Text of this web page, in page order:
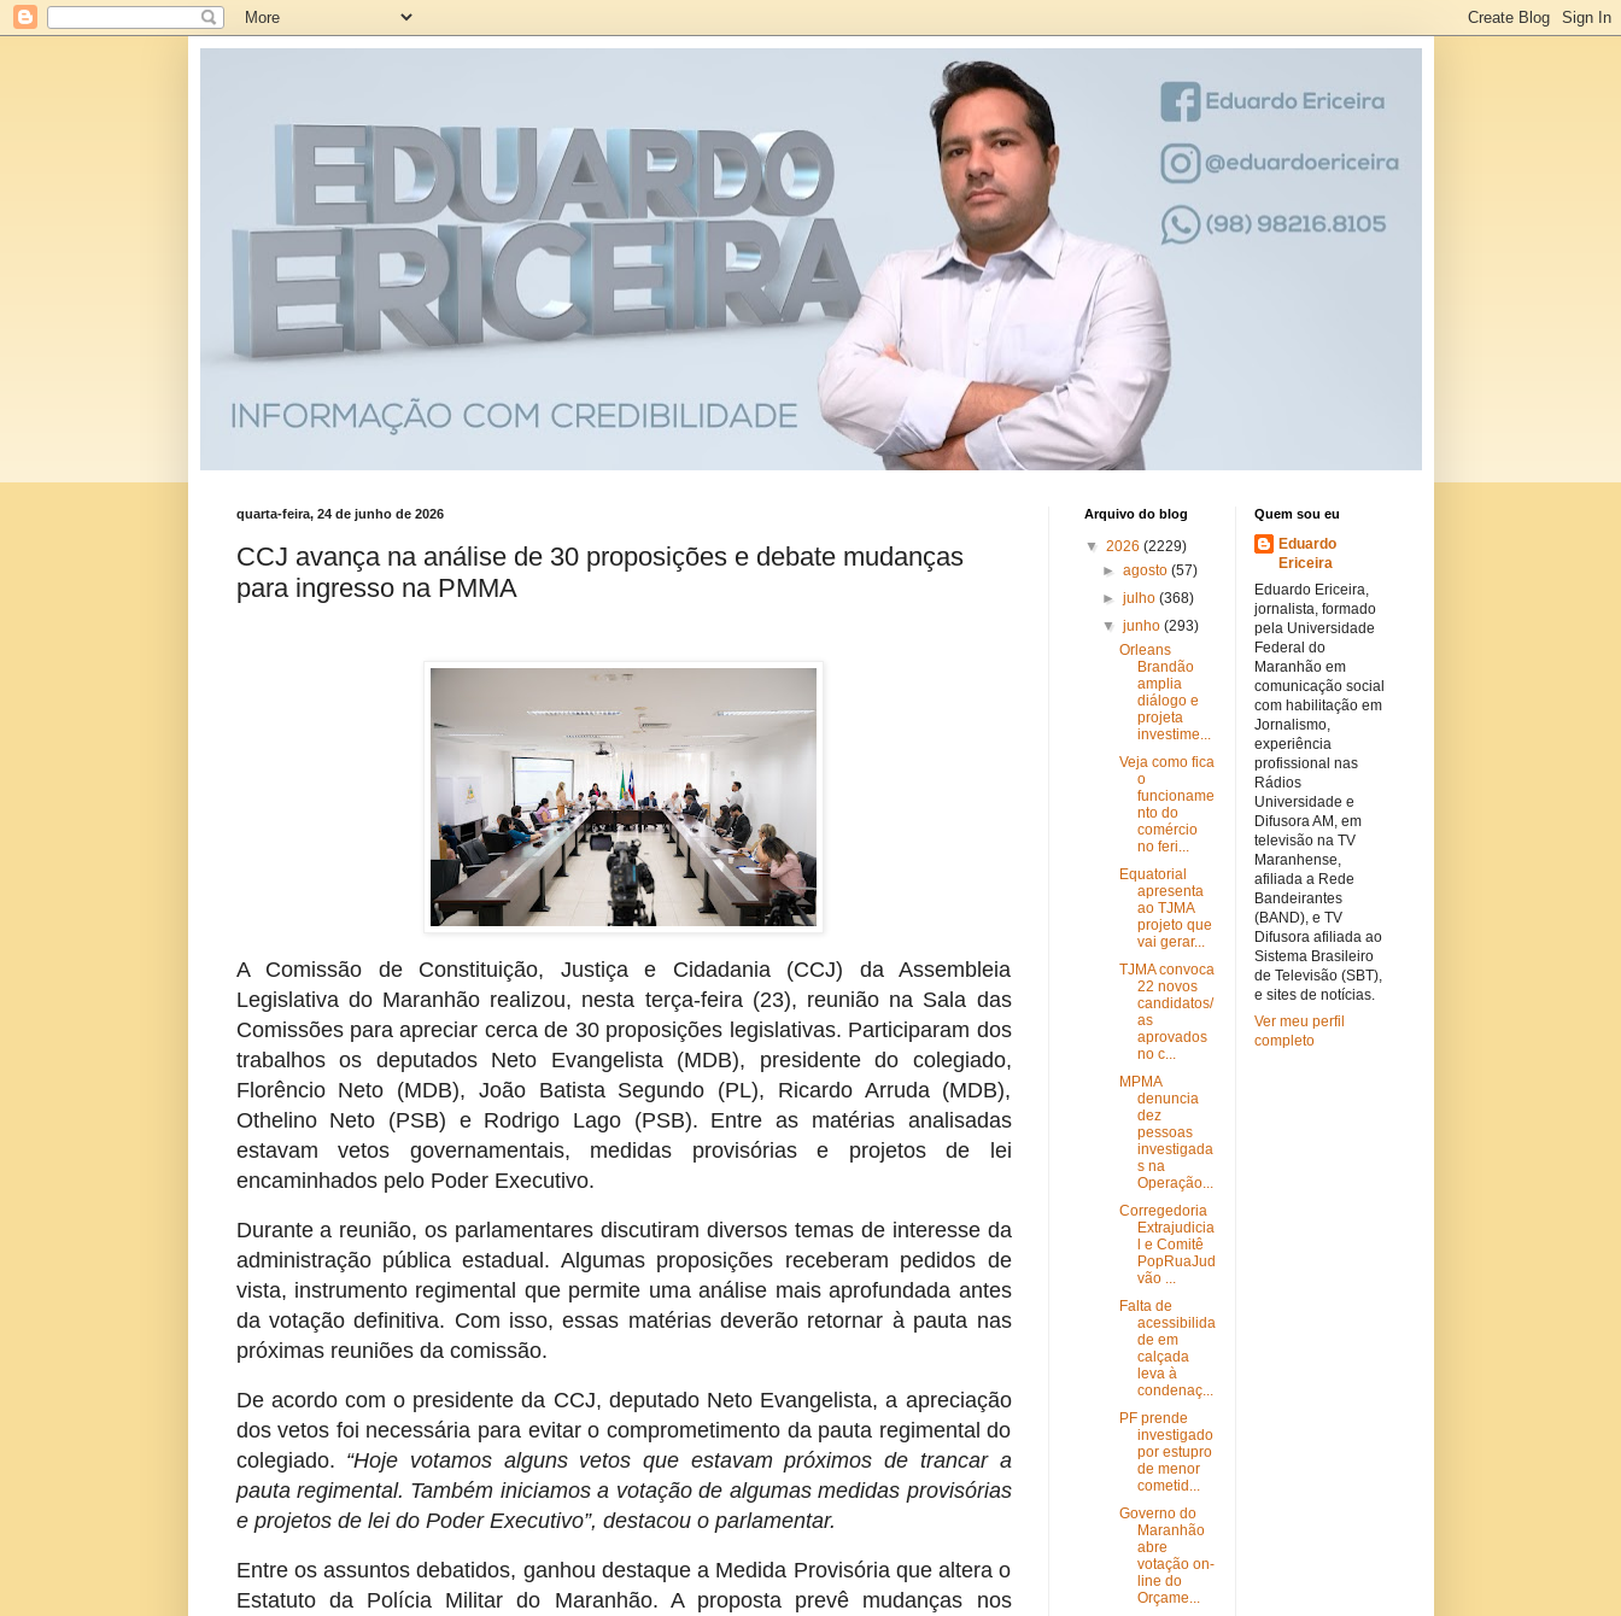
quarta-feira, 24 de junho de 2026
CCJ avança na análise de 30 proposições e debate mudanças
para ingresso na PMMA
A Comissão de Constituição, Justiça e Cidadania (CCJ) da Assembleia
Legislativa do Maranhão realizou, nesta terça-feira (23), reunião na Sala das
Comissões para apreciar cerca de 30 proposições legislativas. Participaram dos
trabalhos os deputados Neto Evangelista (MDB), presidente do colegiado,
Florêncio Neto (MDB), João Batista Segundo (PL), Ricardo Arruda (MDB),
Othelino Neto (PSB) e Rodrigo Lago (PSB). Entre as matérias analisadas
estavam vetos governamentais, medidas provisórias e projetos de lei
encaminhados pelo Poder Executivo.
Durante a reunião, os parlamentares discutiram diversos temas de interesse da
administração pública estadual. Algumas proposições receberam pedidos de
vista, instrumento regimental que permite uma análise mais aprofundada antes
da votação definitiva. Com isso, essas matérias deverão retornar à pauta nas
próximas reuniões da comissão.
De acordo com o presidente da CCJ, deputado Neto Evangelista, a apreciação
dos vetos foi necessária para evitar o comprometimento da pauta regimental do
colegiado. “Hoje votamos alguns vetos que estavam próximos de trancar a
pauta regimental. Também iniciamos a votação de algumas medidas provisórias
e projetos de lei do Poder Executivo”, destacou o parlamentar.
Entre os assuntos debatidos, ganhou destaque a Medida Provisória que altera o
Estatuto da Polícia Militar do Maranhão. A proposta prevê mudanças nos
Arquivo do blog
▼ 2026 (2229)
► agosto (57)
► julho (368)
▼ junho (293)
Orleans
Brandão
amplia
diálogo e
projeta
investime...
Veja como fica
o
funcioname
nto do
comércio
no feri...
Equatorial
apresenta
ao TJMA
projeto que
vai gerar...
TJMA convoca
22 novos
candidatos/
as
aprovados
no c...
MPMA
denuncia
dez
pessoas
investigada
s na
Operação...
Corregedoria
Extrajudicia
l e Comitê
PopRuaJud
vão ...
Falta de
acessibilida
de em
calçada
leva à
condenaç...
PF prende
investigado
por estupro
de menor
cometid...
Governo do
Maranhão
abre
votação on-
line do
Orçame...
Quem sou eu
Eduardo
Ericeira
Eduardo Ericeira,
jornalista, formado
pela Universidade
Federal do
Maranhão em
comunicação social
com habilitação em
Jornalismo,
experiência
profissional nas
Rádios
Universidade e
Difusora AM, em
televisão na TV
Maranhense,
afiliada a Rede
Bandeirantes
(BAND), e TV
Difusora afiliada ao
Sistema Brasileiro
de Televisão (SBT),
e sites de notícias.
Ver meu perfil
completo